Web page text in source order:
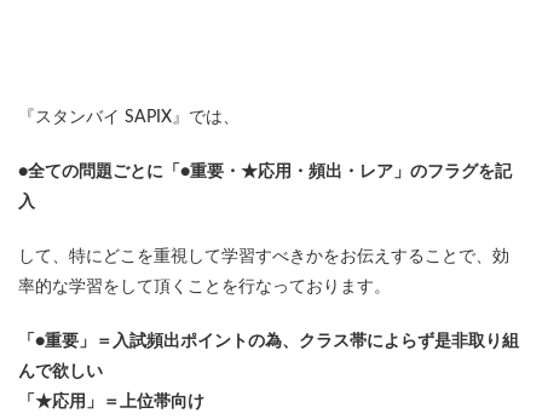
『スタンバイ SAPIX』では、
●全ての問題ごとに「●重要・★応用・頻出・レア」のフラグを記
入
して、特にどこを重視して学習すべきかをお伝えすることで、効
率的な学習をして頂くことを行なっております。
「●重要」＝入試頻出ポイントの為、クラス帯によらず是非取り組
んで欲しい
「★応用」＝上位帯向け